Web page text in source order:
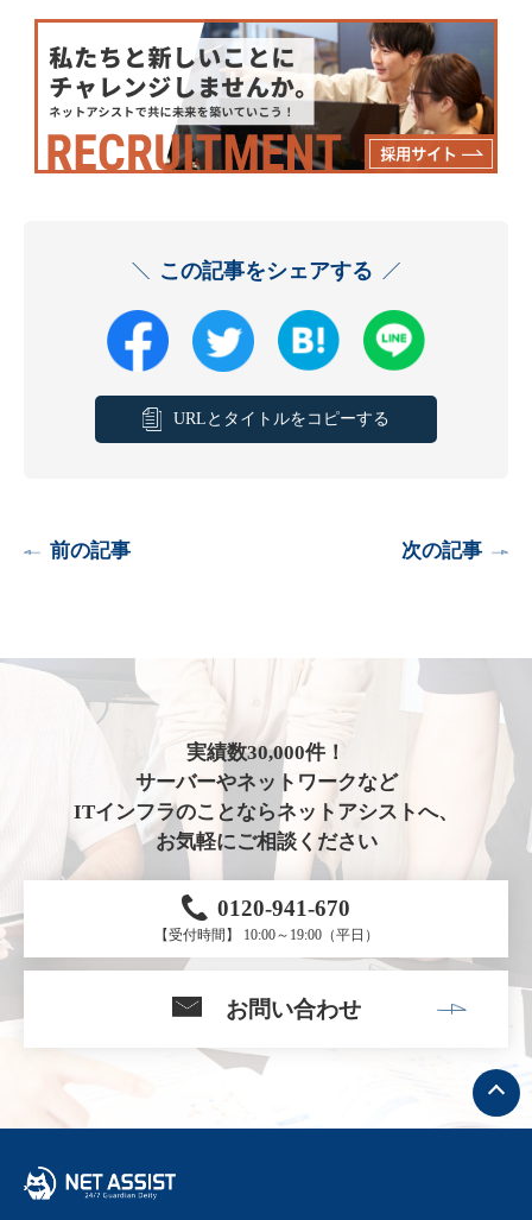
この記事をシェアする
URLとタイトルをコピーする
前の記事 次の記事
実績数30,000件！
サーバーやネットワークなど
ITインフラのことならネットアシストへ、
お気軽にご相談ください
0120-941-670
【受付時間】 10:00～19:00（平日）
お問い合わせ
ト
ッ
プ
へ